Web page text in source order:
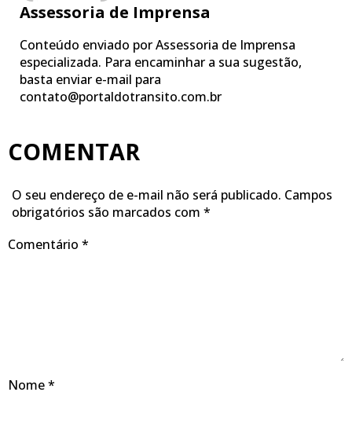
Assessoria de Imprensa
Conteúdo enviado por Assessoria de Imprensa
especializada. Para encaminhar a sua sugestão,
basta enviar e-mail para
contato@portaldotransito.com.br
COMENTAR
O seu endereço de e-mail não será publicado. Campos
obrigatórios são marcados com *
Comentário *
Nome*